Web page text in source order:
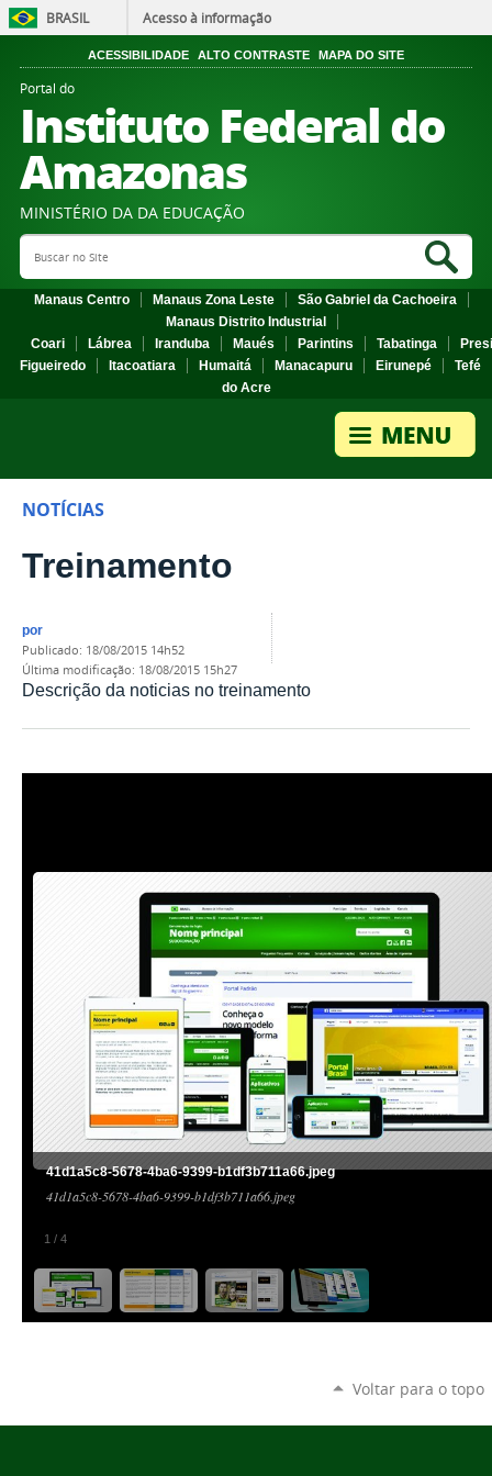
BRASIL Acesso à informação
ACESSIBILIDADE ALTO CONTRASTE MAPA DO SITE
Portal do
Instituto Federal do
Amazonas
MINISTÉRIO DA DA EDUCAÇÃO
Search Site
Manaus Centro Manaus Zona Leste
São Gabriel da Cachoeira
Manaus Distrito Industrial
Coari
Lábrea Iranduba Maués Parintins Tabatinga
Figueiredo
Itacoatiara Humaitá Manacapuru Eirunepé
Tefé
do Acre
NOTÍCIAS
Treinamento
por
publicado: 18/08/2015 14h52
última modificação: 18/08/2015 15h27
Descrição da noticias no treinamento
1 / 4
41d1a5c8-5678-4ba6-9399-b1df3b711a66.jpeg
41d1a5c8-5678-4ba6-9399-b1df3b711a66.jpeg
Voltar para o topo